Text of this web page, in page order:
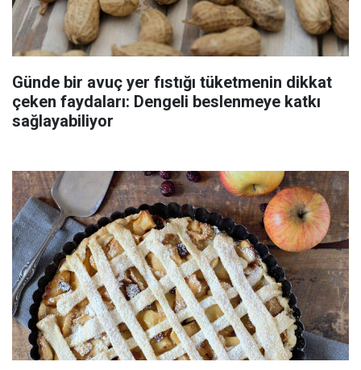
Günde bir avuç yer fıstığı tüketmenin dikkat
çeken faydaları: Dengeli beslenmeye katkı
sağlayabiliyor